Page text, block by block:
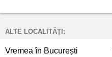
ALTE LOCALITĂȚI:
Vremea în București